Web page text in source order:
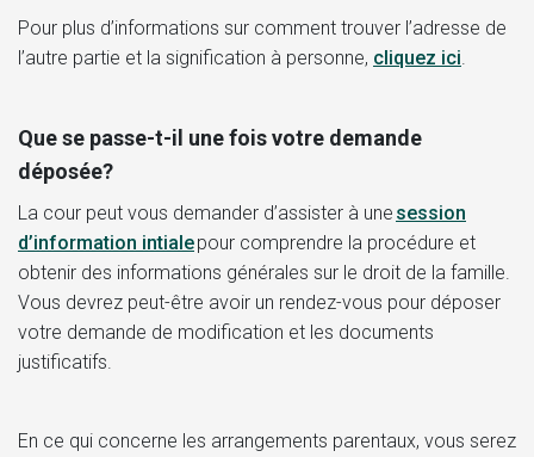
Pour plus d’informations sur comment trouver l’adresse de
l’autre partie et la signification à personne, cliquez ici
Que se passe-t-il une fois votre demande
déposée?
La cour peut vous demander d’assister à une session
d’information intialepour comprendre la procédure et
obtenir des informations générales sur le droit de la famille.
Vous devrez peut-être avoir un rendez-vous pour déposer
votre demande de modification et les documents
justificatifs.
En ce qui concerne les arrangements parentaux, vous serez